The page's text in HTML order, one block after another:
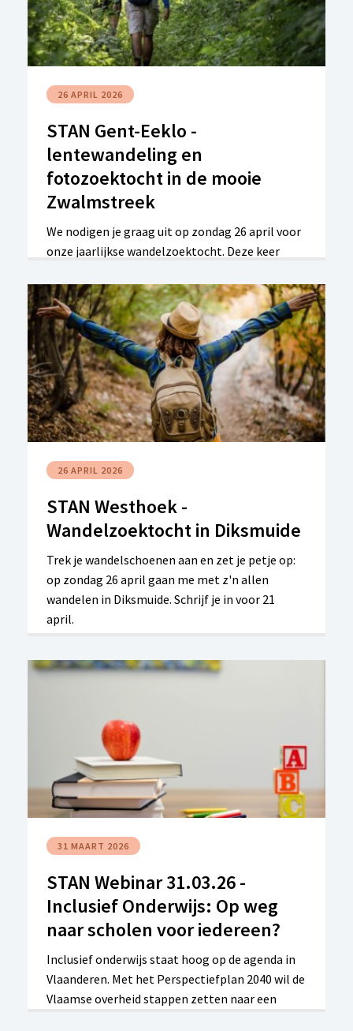
26 APRIL 2026
STAN Gent-Eeklo -
lentewandeling en
fotozoektocht in de mooie
Zwalmstreek
We nodigen je graag uit op zondag 26 april voor
onze jaarlijkse wandelzoektocht. Deze keer
er de narcissen, tulpen en andere
voorjaarsbloeiers te bewonderen.
26 APRIL 2026
STAN Westhoek -
Wandelzoektocht in Diksmuide
Trek je wandelschoenen aan en zet je petje op:
op zondag 26 april gaan me met z'n allen
wandelen in Diksmuide. Schrijf je in voor 21
april.
31 MAART 2026
STAN Webinar 31.03.26 -
Inclusief Onderwijs: Op weg
naar scholen voor iedereen?
Inclusief onderwijs staat hoog op de agenda in
Vlaanderen. Met het Perspectiefplan 2040 wil de
Vlaamse overheid stappen zetten naar een